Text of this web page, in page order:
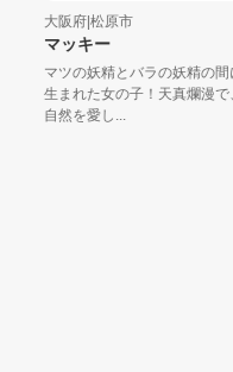
大阪府|松原市
マッキー
マツの妖精とバラの妖精の間に
生まれた女の子！天真爛漫で、
自然を愛し...